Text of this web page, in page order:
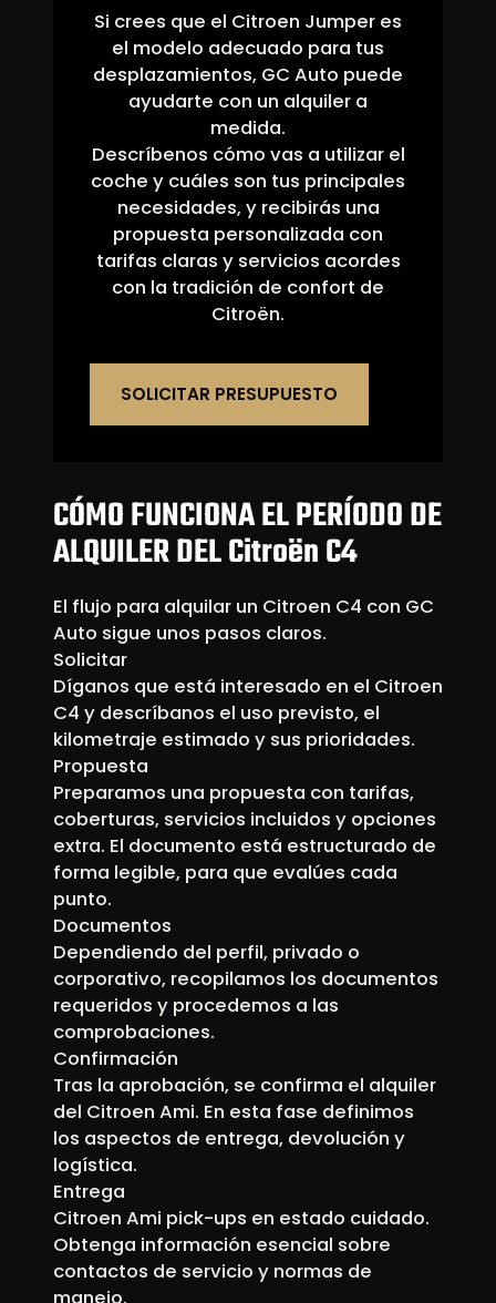
Si crees que el Citroen Jumper es
el modelo adecuado para tus
desplazamientos, GC Auto puede
ayudarte con un alquiler a
medida.
Descríbenos cómo vas a utilizar el
coche y cuáles son tus principales
necesidades, y recibirás una
propuesta personalizada con
tarifas claras y servicios acordes
con la tradición de confort de
Citroën.
SOLICITAR PRESUPUESTO
CÓMO FUNCIONA EL PERÍODO DE
ALQUILER DEL Citroën C4
El flujo para alquilar un Citroen C4 con GC
Auto sigue unos pasos claros.
Solicitar
Díganos que está interesado en el Citroen
C4 y descríbanos el uso previsto, el
kilometraje estimado y sus prioridades.
Propuesta
Preparamos una propuesta con tarifas,
coberturas, servicios incluidos y opciones
extra. El documento está estructurado de
forma legible, para que evalúes cada
punto.
Documentos
Dependiendo del perfil, privado o
corporativo, recopilamos los documentos
requeridos y procedemos a las
comprobaciones.
Confirmación
Tras la aprobación, se confirma el alquiler
del Citroen Ami. En esta fase definimos
los aspectos de entrega, devolución y
logística.
Entrega
Citroen Ami pick-ups en estado cuidado.
Obtenga información esencial sobre
contactos de servicio y normas de
manejo.